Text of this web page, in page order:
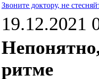
Звоните доктору, не
19.12.2021
ритме